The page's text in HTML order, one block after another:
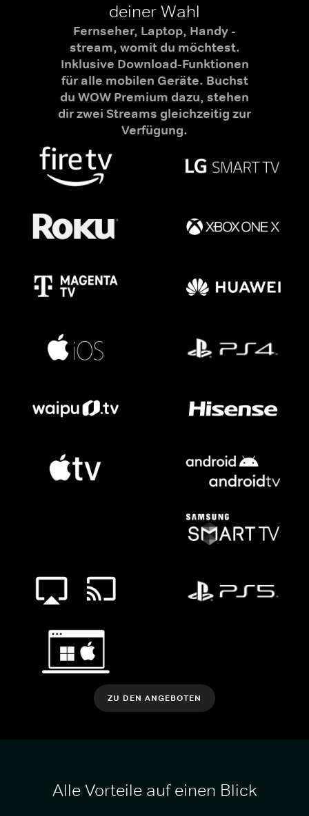
deiner Wahl
Fernseher, Laptop, Handy -
stream, womit du möchtest.
Inklusive Download-Funktionen
für alle mobilen Geräte. Buchst
du WOW Premium dazu, stehen
dir zwei Streams gleichzeitig zur
Verfügung.
ZU DEN ANGEBOTEN
Alle Vorteile auf einen Blick